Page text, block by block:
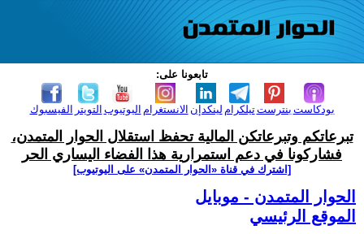
تابعونا على:
الفيسبوك التويتر اليوتيوب الانستغرام لينكدإن تيلكرامبنترست بودكاست
تبرعاتكم وتبرعاتكن المالية تحفظ استقلال الحوار المتمدن،
فشاركونا في دعم استمرارية هذا الفضاء اليساري الحر
[اشترك في قناة ‫«الحوار المتمدن» على اليوتيوب]
الحوار المتمدن - موبايل
الموقع الرئيسي